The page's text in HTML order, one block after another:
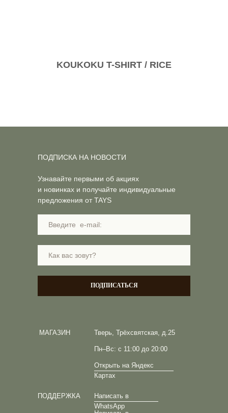
KOUKOKU T-SHIRT / RICE
Тверь, Трёхсвятская, д.25
Пн–Вс: с 11:00 до 20:00
Открыть на Яндекс
Картах
МАГАЗИН
ПОДДЕРЖКА
Написать в
WhatsApp
Узнавайте первыми об акциях
и новинках и получайте индивидуальные
предложения от TAYS
ПОДПИСАТЬСЯ
ПОДПИСКА НА НОВОСТИ